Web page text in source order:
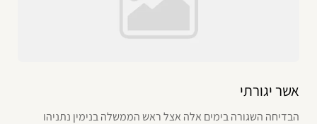
אשר יגורתי
הבדיחה השגורה בימים אלה אצל ראש הממשלה בנימין נתניהו